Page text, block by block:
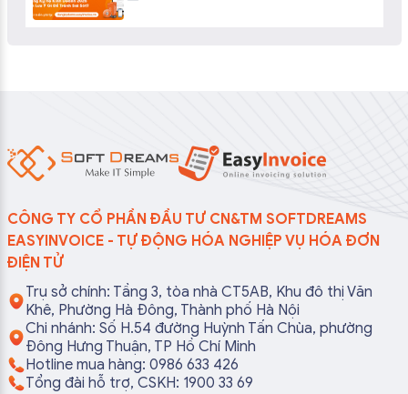
CÔNG TY CỔ PHẦN ĐẦU TƯ CN&TM SOFTDREAMS
EASYINVOICE - TỰ ĐỘNG HÓA NGHIỆP VỤ HÓA ĐƠN
ĐIỆN TỬ
Trụ sở chính: Tầng 3, tòa nhà CT5AB, Khu đô thị Văn
Khê, Phường Hà Đông, Thành phố Hà Nội
Chi nhánh: Số H.54 đường Huỳnh Tấn Chùa, phường
Đông Hưng Thuận, TP Hồ Chí Minh
Hotline mua hàng: 0986 633 426
Tổng đài hỗ trợ, CSKH: 1900 33 69